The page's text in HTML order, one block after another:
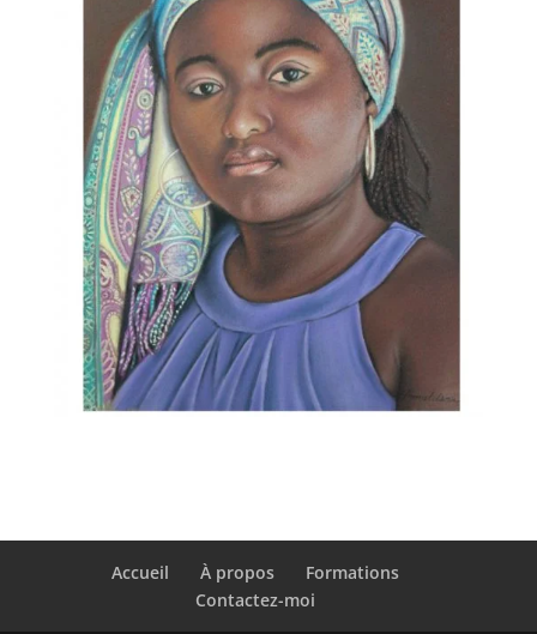
Accueil À propos
Formations
Contactez-moi